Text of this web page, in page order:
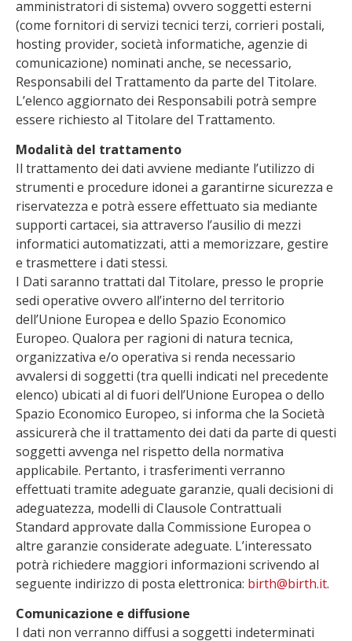
amministratori di sistema) ovvero soggetti esterni
(come fornitori di servizi tecnici terzi, corrieri postali,
hosting provider, società informatiche, agenzie di
comunicazione) nominati anche, se necessario,
Responsabili del Trattamento da parte del Titolare.
L’elenco aggiornato dei Responsabili potrà sempre
essere richiesto al Titolare del Trattamento.
Modalità del trattamento
Il trattamento dei dati avviene mediante l’utilizzo di
strumenti e procedure idonei a garantirne sicurezza e
riservatezza e potrà essere effettuato sia mediante
supporti cartacei, sia attraverso l’ausilio di mezzi
informatici automatizzati, atti a memorizzare, gestire
e trasmettere i dati stessi.
I Dati saranno trattati dal Titolare, presso le proprie
sedi operative ovvero all’interno del territorio
dell’Unione Europea e dello Spazio Economico
Europeo. Qualora per ragioni di natura tecnica,
organizzativa e/o operativa si renda necessario
avvalersi di soggetti (tra quelli indicati nel precedente
elenco) ubicati al di fuori dell’Unione Europea o dello
Spazio Economico Europeo, si informa che la Società
assicurerà che il trattamento dei dati da parte di questi
soggetti avvenga nel rispetto della normativa
applicabile. Pertanto, i trasferimenti verranno
effettuati tramite adeguate garanzie, quali decisioni di
adeguatezza, modelli di Clausole Contrattuali
Standard approvate dalla Commissione Europea o
altre garanzie considerate adeguate. L’interessato
potrà richiedere maggiori informazioni scrivendo al
seguente indirizzo di posta elettronica: birth@birth.it.
Comunicazione e diffusione
I dati non verranno diffusi a soggetti indeterminati